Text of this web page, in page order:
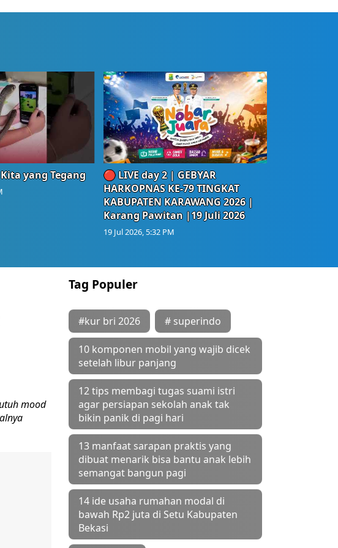
yang Tegang
🔴 LIVE day 2 | GEBYAR
HARKOPNAS KE-79 TINGKAT
KABUPATEN KARAWANG 2026 |
Karang Pawitan |19 Juli 2026
19 Jul 2026, 5:32 PM
mood
Tag Populer
#kur bri 2026 # superindo
10 komponen mobil yang wajib dicek
setelah libur panjang
12 tips membagi tugas suami istri
agar persiapan sekolah anak tak
bikin panik di pagi hari
13 manfaat sarapan praktis yang
dibuat menarik bisa bantu anak lebih
semangat bangun pagi
14 ide usaha rumahan modal di
bawah Rp2 juta di Setu Kabupaten
Bekasi